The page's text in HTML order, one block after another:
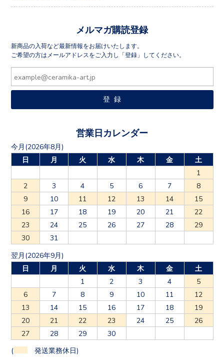
メルマガ購読登録
新商品の入荷など最新情報をお届けいたします。
ご希望の方はメールアドレスをご入力し「登録」してください。
営業日カレンダー
今月(2026年8月)
日
月 火 水 木 金
土
1
2
3 4 5 6 7
8
9
10 11 12 13 14
15
16
17 18 19 20 21
22
23
24 25 26 27 28
29
30
31
翌月(2026年9月)
日
月 火 水 木 金
土
1
2 3 4
5
6
7 8 9 10 11
12
13
14 15 16 17 18
19
20
21 22 23 24 25
26
27
28 29 30
( 発送業務休日)